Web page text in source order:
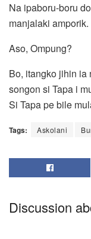
Na ipaboru-boru
manjalaki
Aso, Ompung?
Bo, itangko jihin ia
songon si Tapa i
Si Tapa pe bile
Tags: Askolani
Discussion